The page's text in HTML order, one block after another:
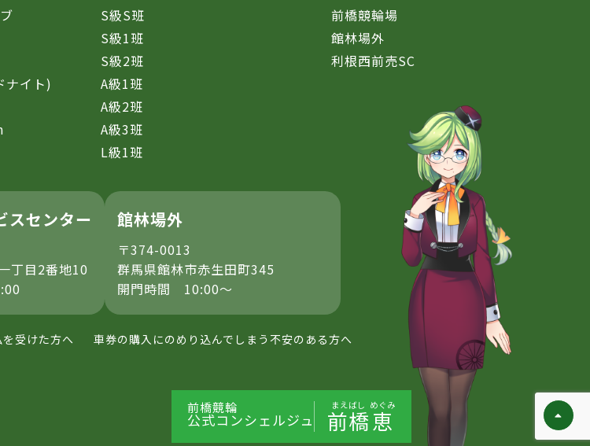
ナイト)
S級S班
S級1班
S級2班
A級1班
A級2班
A級3班
L級1班
前橋競輪場
館林場外
利根西前売SC
スセンター
丁目2番地10
館林場外
〒374-0013
群馬県館林市赤生田町345
開門時間 10:00～
受けた方へ 車券の購入にのめり込んでしまう不安のある方へ
前橋競輪
公式コンシェルジュ
まえばし
前橋
めぐみ
恵